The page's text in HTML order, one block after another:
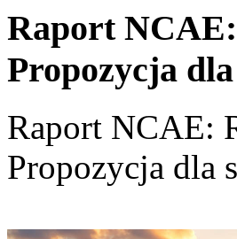
Raport
Propozycja dla
Raport NCAE:
Propozycja dla